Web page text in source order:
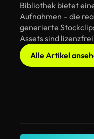
Bibliothek bietet
Aufnahmen – die
generierte
Assets sind
Alle Artikel